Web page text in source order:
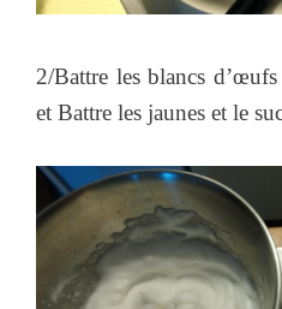
2/Battre les blancs
et Battre les jaunes et le